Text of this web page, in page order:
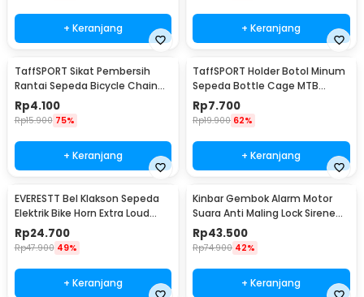
+ Keranjang + Keranjang
TaffSPORT Sikat Pembersih
Rantai Sepeda Bicycle Chain
Cleaning Brush - YQ012
Rp4.100
Rp15.900 75%
+ Keranjang
TaffSPORT Holder Botol Minum
Sepeda Bottle Cage MTB
Adjustable - TMD05B
Rp7.700
Rp19.900 62%
+ Keranjang
EVERESTT Bel Klakson Sepeda
Elektrik Bike Horn Extra Loud
95dB - SB-205
Rp24.700
Rp47.900 49%
+ Keranjang
Kinbar Gembok Alarm Motor
Suara Anti Maling Lock Sirene
10mm - GA14
Rp43.500
Rp74.900 42%
+ Keranjang